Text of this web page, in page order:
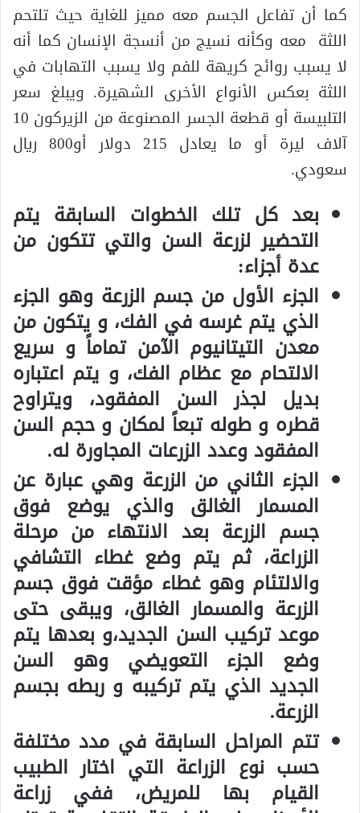
كما أن تفاعل الجسم معه مميز للغاية حيث تلتحم
اللثة معه وكأنه نسيج من أنسجة الإنسان كما أنه
لا يسبب روائح كريهة للفم ولا يسبب التهابات في
اللثة بعكس الأنواع الأخرى الشهيرة. ويبلغ سعر
التلبيسة أو قطعة الجسر المصنوعة من الزيركون 10
آلاف ليرة أو ما يعادل 215 دولار أو800 ريال
سعودي.
بعد كل تلك الخطوات السابقة يتم
التحضير لزرعة السن والتي تتكون من
عدة أجزاء:
الجزء الأول من جسم الزرعة وهو الجزء
الذي يتم غرسه في الفك، و يتكون من
معدن التيتانيوم الآمن تماماً و سريع
الالتحام مع عظام الفك، و يتم اعتباره
بديل لجذر السن المفقود، ويتراوح
قطره و طوله تبعاً لمكان و حجم السن
المفقود وعدد الزرعات المجاورة له.
الجزء الثاني من الزرعة وهي عبارة عن
المسمار الغالق والذي يوضع فوق
جسم الزرعة بعد الانتهاء من مرحلة
الزراعة، ثم يتم وضع غطاء التشافي
والالتئام وهو غطاء مؤقت فوق جسم
الزرعة والمسمار الغالق، ويبقى حتى
موعد تركيب السن الجديد،و بعدها يتم
وضع الجزء التعويضي وهو السن
الجديد الذي يتم تركيبه و ربطه بجسم
الزرعة.
تتم المراحل السابقة في مدد مختلفة
حسب نوع الزراعة التي اختار الطبيب
القيام بها للمريض، ففي زراعة